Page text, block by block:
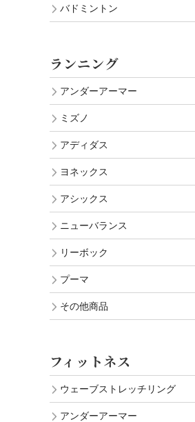
バドミントン
ランニング
アンダーアーマー
ミズノ
アディダス
ヨネックス
アシックス
ニューバランス
リーボック
プーマ
その他商品
フィットネス
ウェーブストレッチリング
アンダーアーマー